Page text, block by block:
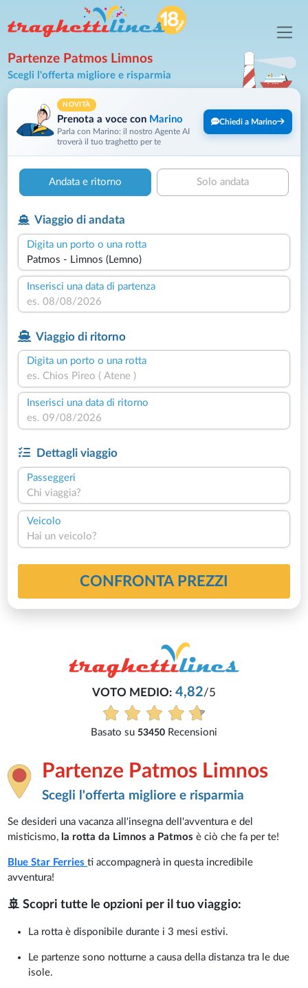
Partenze Patmos Limnos
Scegli l'offerta migliore e risparmia
NOVITÀ
Prenota a voce con Marino
Parla con Marino: il nostro Agente AI
troverà il tuo traghetto per te
Chiedi a Marino
Andata e ritorno Solo andata
Viaggio di andata
Digita un porto o una rotta
Inserisci una data di partenza
Viaggio di ritorno
Digita un porto o una rotta
Inserisci una data di ritorno
Dettagli viaggio
Passeggeri
Chi viaggia?
Veicolo
Hai un veicolo?
CONFRONTA PREZZI
Partenze Patmos Limnos
Scegli l'offerta migliore e risparmia
Se desideri una vacanza all'insegna dell'avventura e del
misticismo, la rotta da Limnos a Patmosè ciò che fa per te!
Blue Star Ferriesti accompagnerà in questa incredibile
avventura!
🚢 Scopri tutte le opzioni per il tuo viaggio:
La rotta è disponibile durante i 3 mesi estivi.
Le partenze sono notturne a causa della distanza tra le due
isole.